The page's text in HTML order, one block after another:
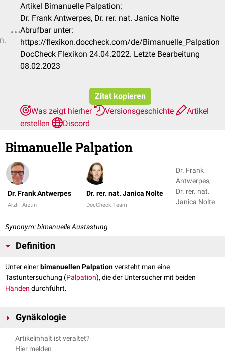
Artikel Bimanuelle Palpation:
Dr. Frank Antwerpes, Dr. rer. nat. Janica Nolte
Abrufbar unter:
https://flexikon.doccheck.com/de/Bimanuelle_Palpation
DocCheck Flexikon 24.04.2022. Letzte Bearbeitung
08.02.2023
Zitat kopieren
Was zeigt hierher
Versionsgeschichte
Artikel
erstellen
Discord
Bimanuelle Palpation
Dr. Frank Antwerpes
Arzt | Ärztin
Dr. rer. nat. Janica Nolte
DocCheck Team
Dr. Frank
Antwerpes,
Dr. rer. nat.
Janica Nolte
Synonym: bimanuelle Austastung
Definition
Unter einerbimanuellen Palpationversteht man eine
Tastuntersuchung (Palpation), die der Untersucher mit beiden
Händen durchführt.
Gynäkologie
Die bimanuelle Palpation findet direkt im Anschluss an die vaginale
Tastuntersuchung statt. Während eine Hand in der
Artikelinhalt ist veraltet?
Hier melden